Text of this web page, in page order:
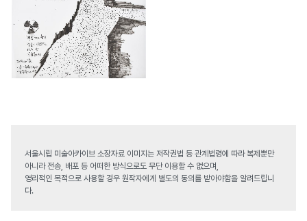
서울시립 미술아카이브 소장자료 이미지는 저작권법 등 관계법령에 따라 복제뿐만
아니라 전송, 배포 등 어떠한 방식으로도 무단 이용할 수 없으며,
영리적인 목적으로 사용할 경우 원작자에게 별도의 동의를 받아야함을 알려드립니
다.